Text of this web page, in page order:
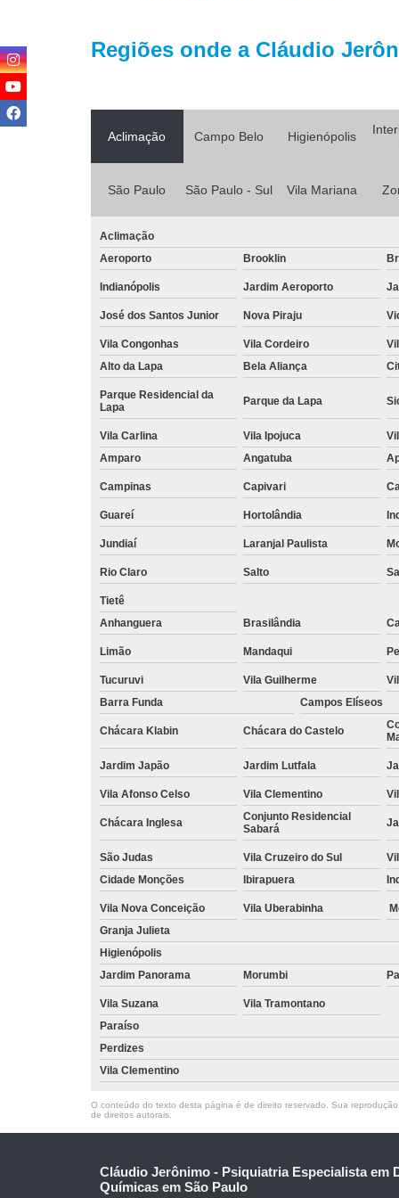
Regiões onde a Cláudio
Aclimação Campo Belo Higienópolis
São Paulo São Paulo - Sul Vila Mariana
Aclimação
Aeroporto
Brooklin
Indianópolis Jardim Aeroporto
José dos Santos Junior Nova Piraju
Vila Congonhas Vila Cordeiro
Alto da Lapa
Bela Aliança
Parque Residencial da
Lapa
Parque da Lapa
Vila Carlina Vila Ipojuca
Amparo
Angatuba
Campinas Capivari
Guareí Hortolândia
Jundiaí Laranjal Paulista
Rio Claro Salto
Tietê
Anhanguera
Brasilândia
Limão Mandaqui
Tucuruvi Vila Guilherme
Barra Funda
Campos Elíseos
Chácara Klabin Chácara do Castelo
Jardim Japão Jardim Lutfala
Vila Afonso Celso Vila Clementino
Chácara Inglesa
Conjunto Residencial
Sabará
São Judas Vila Cruzeiro do Sul
Cidade Monções
Ibirapuera
Vila Nova Conceição Vila Uberabinha
Granja Julieta
Higienópolis
Jardim Panorama
Morumbi
Vila Suzana
Vila Tramontano
Paraíso
Perdizes
Vila Clementino
O conteúdo do texto desta página é de direito reservado. Sua
de direitos autorais
Cláudio Jerônimo - Psiquiatria Especialista em
Químicas em São Paulo